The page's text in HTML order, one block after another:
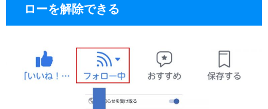
ローを解除できる